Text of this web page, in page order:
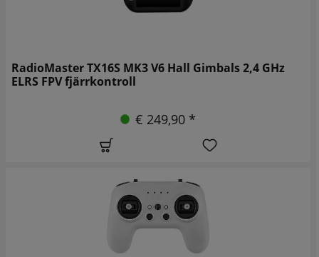
RadioMaster TX16S MK3 V6 Hall Gimbals 2,4 GHz
ELRS FPV fjärrkontroll
€ 249,90 *